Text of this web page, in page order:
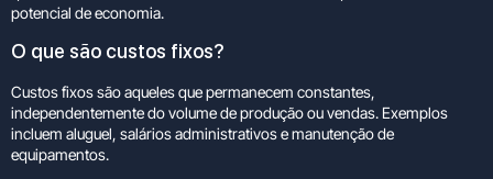
potencial de economia.
O que são custos fixos?
Custos fixos são aqueles que permanecem constantes,
independentemente do volume de produção ou vendas. Exemplos
incluem aluguel, salários administrativos e manutenção de
equipamentos.